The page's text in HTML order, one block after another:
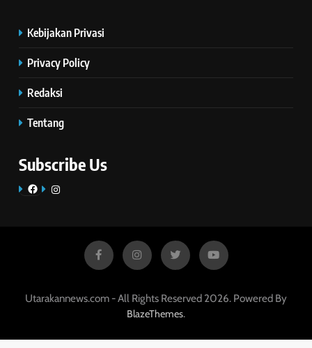
Kebijakan Privasi
Privacy Policy
Redaksi
Tentang
Subscribe Us
FacebookInstagram
Utarakannews.com - All Rights Reserved 2026. Powered By
BlazeThemes.